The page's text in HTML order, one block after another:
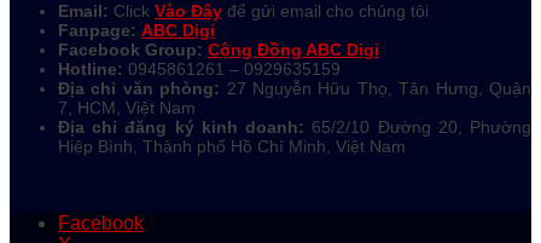
Email: Click Vào Đây để gửi email cho chúng tôi
Fanpage: ABC Digi
Facebook Group: Cộng Đồng ABC Digi
Hotline: 0945861261 – 0929635159
Địa chỉ văn phòng: 27 Nguyễn Hữu Thọ, Tân Hưng, Quận
7, HCM, Việt Nam
Địa chỉ đăng ký kinh doanh: 65/2/10 Đường 20, Phường
Hiệp Bình, Thành phố Hồ Chí Minh, Việt Nam
Facebook